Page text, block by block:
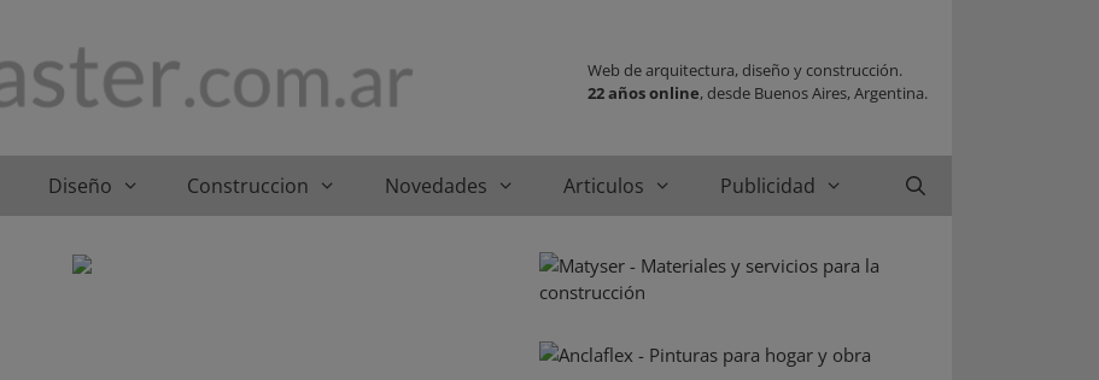
Web de arquitectura, diseño y construcción.
22 años online, desde Buenos Aires, Argentina.
Diseño Construccion Novedades Articulos Publicidad